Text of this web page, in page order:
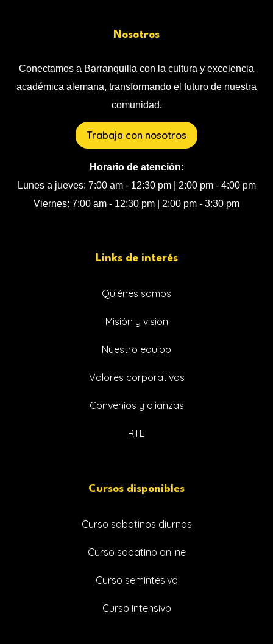
Nosotros
Conectamos a Barranquilla con la cultura y excelencia
académica alemana, transformando el futuro de nuestra
comunidad.
Trabaja con nosotros
Horario de atención:
Lunes a jueves: 7:00 am - 12:30 pm | 2:00 pm - 4:00 pm
Viernes: 7:00 am - 12:30 pm | 2:00 pm - 3:30 pm
Links de interés
Quiénes somos
Misión y visión
Nuestro equipo
Valores corporativos
Convenios y alianzas
RTE
Cursos disponibles
Curso sabatinos diurnos
Curso sabatino online
Curso semintesivo
Curso intensivo